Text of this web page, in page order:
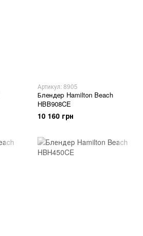
Артикул: 8905
Блендер Hamilton Beach
HBB908CE
10 160 грн